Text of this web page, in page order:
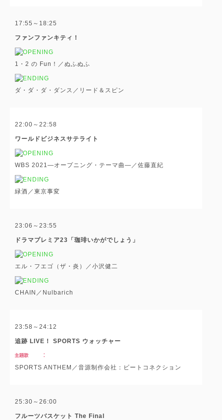
17:55～18:25
ファンファンキティ！
1・2 の Fun！／ぬふぬふ
ダ・ダ・ダ・ダンス／リード＆スピン
22:00～22:58
ワールドビジネスサテライト
WBS 2021―オープニング・テーマ曲―／佐藤直紀
緑酒／東京事変
23:06～23:55
ドラマプレミア23「珈琲いかがでしょう」
エル・フエゴ（ザ・炎）／小沢健二
CHAIN／Nulbarich
23:58～24:12
追跡 LIVE！ SPORTS ウォッチャー
SPORTS ANTHEM／音源制作会社：ビートコネクション
25:30～26:00
フルーツバスケット The Final